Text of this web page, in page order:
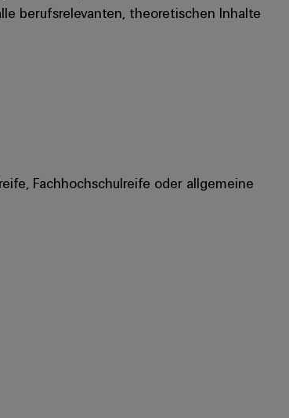
berufsrelevanten, theoretischen Inhalte
Fachhochschulreife oder allgemeine